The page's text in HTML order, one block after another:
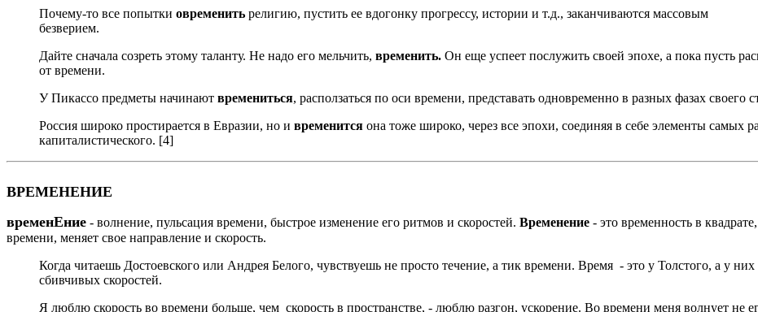
Почему-то все попытки овременить религию, пустить ее вдогонку прогрессу, истории и т.д., заканчиваются массовым
безверием.
Дайте сначала созреть этому таланту. Не надо его мельчить, временить. Он еще успеет послужить своей эпохе, а пока пусть
от времени.
У Пикассо предметы начинают времениться, расползаться по оси времени, представать одновременно в разных фазах своего
Россия широко простирается в Евразии, но и временится она тоже широко, через все эпохи, соединяя в себе элементы самых
капиталистического. [4]
ВРЕМЕНЕНИЕ
временЕние - волнение, пульсация времени, быстрое изменение его ритмов и скоростей. Временение - это временность в
времени, меняет свое направление и скорость.
Когда читаешь Достоевского или Андрея Белого, чувствуешь не просто течение, а тик времени. Время - это у Толстого, а у
сбивчивых скоростей.
Я люблю скорость во времени больше, чем скорость в пространстве, - люблю разгон, ускорение. Во времени меня волнует не